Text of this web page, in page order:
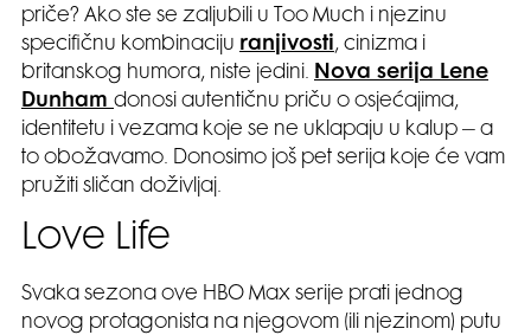
priče? Ako ste se zaljubili u Too Much i njezinu
specifičnu kombinaciju ranjivosti , cinizma i
britanskog humora, niste jedini. Nova serija Lene
Dunham donosi autentičnu priču o osjećajima,
identitetu i vezama koje se ne uklapaju u kalup – a
to obožavamo. Donosimo još pet serija koje će vam
pružiti sličan doživljaj.
Love Life
Svaka sezona ove HBO Max serije prati jednog
novog protagonista na njegovom (ili njezinom) putu